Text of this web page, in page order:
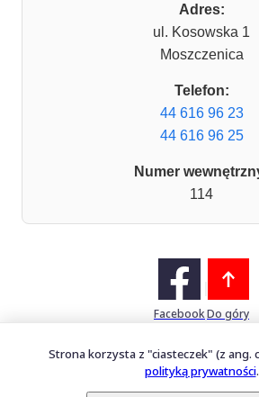
Adres:
ul. Kosowska 1
Moszczenica
Telefon:
44 616 96 23
44 616 96 25
Numer
114
FacebookDo góry
Strona korzysta z "ciasteczek" (z ang.
polityką prywatności.